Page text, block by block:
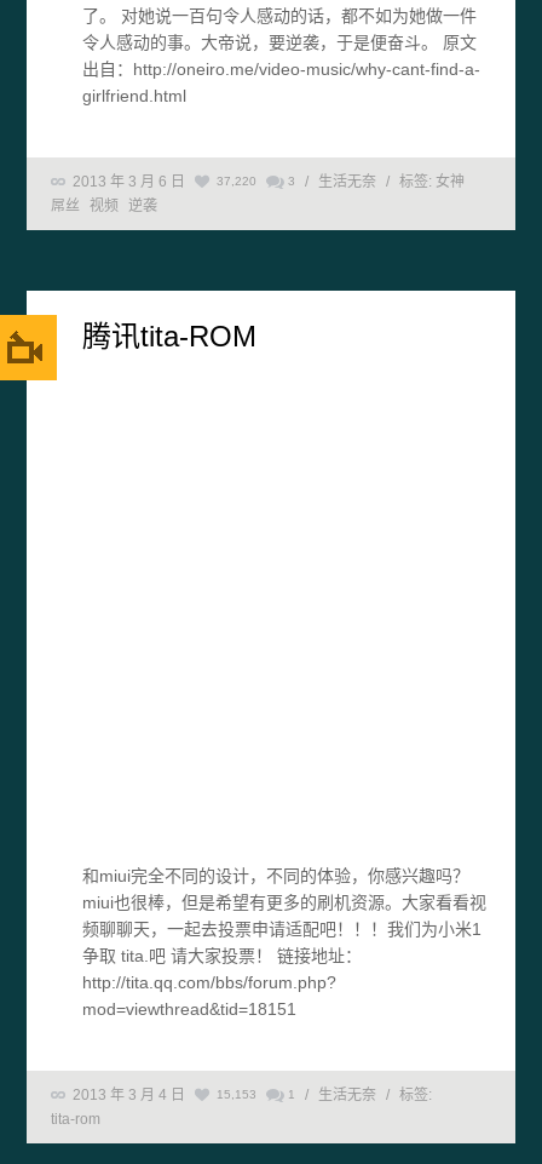
了。 对她说一百句令人感动的话，都不如为她做一件
令人感动的事。大帝说，要逆袭，于是便奋斗。 原文
出自：http://oneiro.me/video-music/why-cant-find-a-
girlfriend.html
2013 年 3 月 6 日 37,220 3 / 生活无奈 / 标签: 女神
屌丝
视频 逆袭
腾讯tita-ROM
和miui完全不同的设计，不同的体验，你感兴趣吗？
miui也很棒，但是希望有更多的刷机资源。大家看看视
频聊聊天，一起去投票申请适配吧！！！我们为小米1
争取 tita.吧 请大家投票！ 链接地址：
http://tita.qq.com/bbs/forum.php?
mod=viewthread&tid=18151
2013 年 3 月 4 日 15,153 1 / 生活无奈 /
标签:
tita-rom